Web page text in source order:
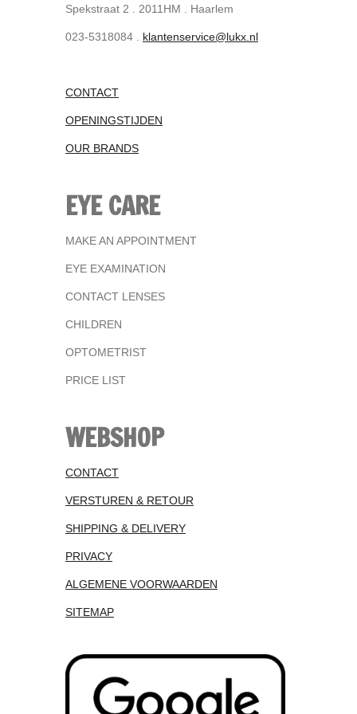
Spekstraat 2 . 2011HM . Haarlem
023-5318084 . klantenservice@lukx.nl
CONTACT
OPENINGSTIJDEN
OUR BRANDS
EYE CARE
MAKE AN APPOINTMENT
EYE EXAMINATION
CONTACT LENSES
CHILDREN
OPTOMETRIST
PRICE LIST
WEBSHOP
CONTACT
VERSTUREN & RETOUR
SHIPPING & DELIVERY
PRIVACY
ALGEMENE VOORWAARDEN
SITEMAP